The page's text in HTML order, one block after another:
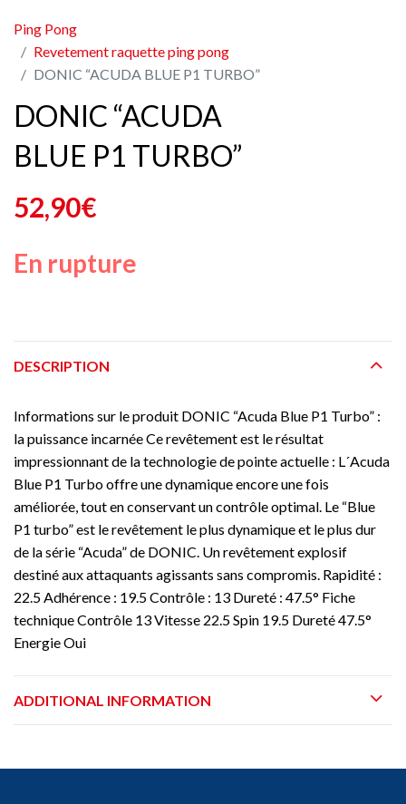
Ping Pong
Revetement raquette ping pong
DONIC “ACUDA BLUE P1 TURBO”
DONIC “ACUDA
BLUE P1 TURBO”
52,90€
En rupture
DESCRIPTION
Informations sur le produit DONIC “Acuda Blue P1 Turbo” :
la puissance incarnée Ce revêtement est le résultat
impressionnant de la technologie de pointe actuelle : L´Acuda
Blue P1 Turbo offre une dynamique encore une fois
améliorée, tout en conservant un contrôle optimal. Le “Blue
P1 turbo” est le revêtement le plus dynamique et le plus dur
de la série “Acuda” de DONIC. Un revêtement explosif
destiné aux attaquants agissants sans compromis. Rapidité :
22.5 Adhérence : 19.5 Contrôle : 13 Dureté : 47.5° Fiche
technique Contrôle 13 Vitesse 22.5 Spin 19.5 Dureté 47.5°
Energie Oui
ADDITIONAL INFORMATION